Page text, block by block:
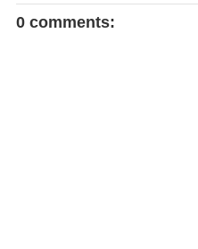
0 comments: